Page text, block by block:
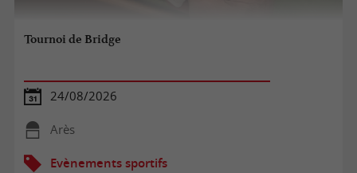
Tournoi de Bridge
24/08/2026
Arès
Evènements sportifs